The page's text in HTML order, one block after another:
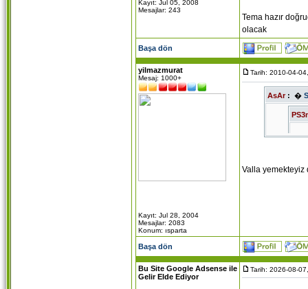
Kayıt: Jul 05, 2008
Mesajlar: 243
Tema hazır
olacak
Başa dön
yilmazmurat
Mesaj: 1000+
Kayıt: Jul 28, 2004
Mesajlar: 2083
Konum: ısparta
Tarih: 2010-04-
AsAr: �
Tema
Valla yemekteyiz
Başa dön
Bu Site Google Adsense ile
Gelir Elde Ediyor
Tarih: 2026-08-